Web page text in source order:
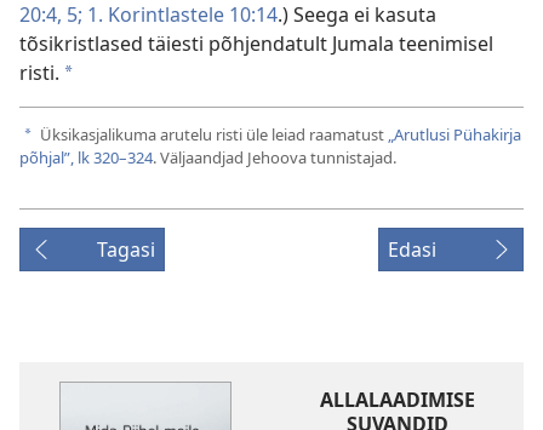
20:4, 5; 1. Korintlastele 10:14.) Seega ei kasuta
tõsikristlased täiesti põhjendatult Jumala teenimisel
risti. a
a Üksikasjalikuma arutelu risti üle leiad raamatust „Arutlusi Pühakirja
põhjal”, lk 320–324. Väljaandjad Jehoova tunnistajad.
Tagasi Edasi
ALLALAADIMISE
SUVANDID